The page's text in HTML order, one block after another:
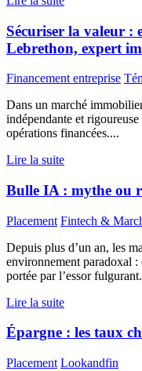
Sécuriser la valeur :
Lebrethon, expert
Financement entreprise
Dans un marché
indépendante et
opérations financées....
Lire la suite
Bulle IA : mythe ou
Placement Fintech &
Depuis plus d’un an, les
environnement paradoxal :
portée par l’essor
Lire la suite
Épargne : les taux
Placement Lookandfin